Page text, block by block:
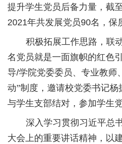
提升学生党员后备力量，截
2021年共发展党员90名，保
积极拓展工作思路，联
名党员就是一面旗帜的红色
导/学院党委委员、专业教师
动”制度，邀请校党委书记
与学生支部结对，参加学生
深入学习贯彻习近平总
大会上的重要讲话精神，以